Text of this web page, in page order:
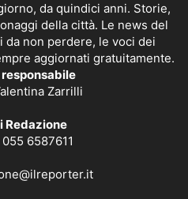
da quindici anni. Storie,
della città. Le news del
da non perdere, le voci dei
aggiornati gratuitamente.
Zarrilli
Redazione
6587611